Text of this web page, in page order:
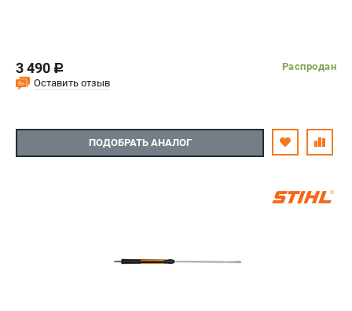
3 490 c
Распродан
Оставить отзыв
ПОДОБРАТЬ АНАЛОГ